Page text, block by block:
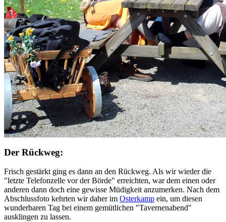
Der Rückweg:
Frisch gestärkt ging es dann an den Rückweg. Als wir wieder die
"letzte Telefonzelle vor der Börde" erreichten, war dem einen oder
anderen dann doch eine gewisse Müdigkeit anzumerken. Nach dem
Abschlussfoto kehrten wir daher im Osterkamp ein, um diesen
wunderbaren Tag bei einem gemütlichen "Tavernenabend"
ausklingen zu lassen.